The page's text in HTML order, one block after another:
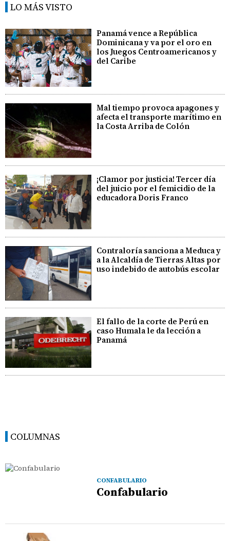
LO MÁS VISTO
Panamá vence a República
Dominicana y va por el oro en
los Juegos Centroamericanos y
del Caribe
Mal tiempo provoca apagones y
afecta el transporte marítimo en
la Costa Arriba de Colón
¡Clamor por justicia! Tercer día
del juicio por el femicidio de la
educadora Doris Franco
Contraloría sanciona a Meduca y
a la Alcaldía de Tierras Altas por
uso indebido de autobús escolar
El fallo de la corte de Perú en
caso Humala le da lección a
Panamá
COLUMNAS
CONFABULARIO
Confabulario